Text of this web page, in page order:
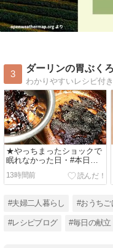
3
ダーリンの胃ぶく
わかりやすいレシピ付
★やっちまったショックで
眠れなかった日・#本日の
おうちごはん
13時間前
#夫婦二人暮らし #おうちご
#レシピブログ #毎日の献立